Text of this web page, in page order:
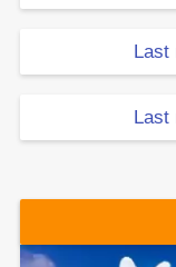
Last
Last